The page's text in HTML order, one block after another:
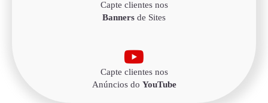
Capte clientes nos
Banners de Sites
Capte clientes nos
Anúncios do YouTube